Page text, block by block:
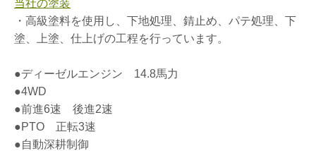
当社の塗装
・高級塗料を使用し、下地処理、錆止め、パテ処理、下
塗、上塗、仕上げの工程を行っています。
●ディーゼルエンジン 14.8馬力
●4WD
●前進6速 後進2速
●PTO 正転3速
●自動深耕制御